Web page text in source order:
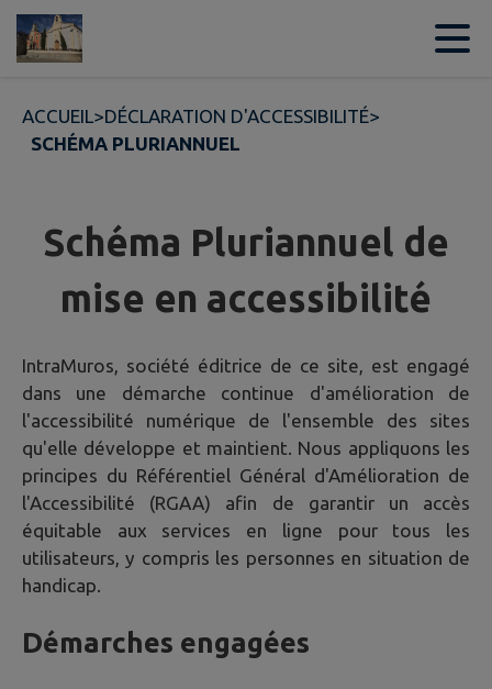
Contenu
ACCUEIL>DÉCLARATION D'ACCESSIBILITÉ>
SCHÉMA PLURIANNUEL
Schéma Pluriannuel de
mise en accessibilité
IntraMuros, société éditrice de ce site, est engagé
dans une démarche continue d'amélioration de
l'accessibilité numérique de l'ensemble des sites
qu'elle développe et maintient. Nous appliquons les
principes du Référentiel Général d'Amélioration de
l'Accessibilité (RGAA) afin de garantir un accès
équitable aux services en ligne pour tous les
utilisateurs, y compris les personnes en situation de
handicap.
Démarches engagées